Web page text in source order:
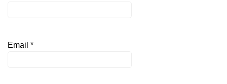
Email *